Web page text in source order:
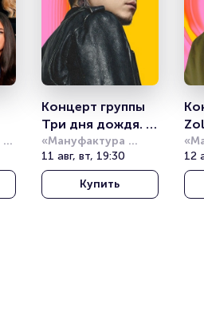
Концерт группы
Три дня дождя.
Summer Sound
«Мануфактура
10/12»
11 авг, вт, 19:30
Купить
10/
12